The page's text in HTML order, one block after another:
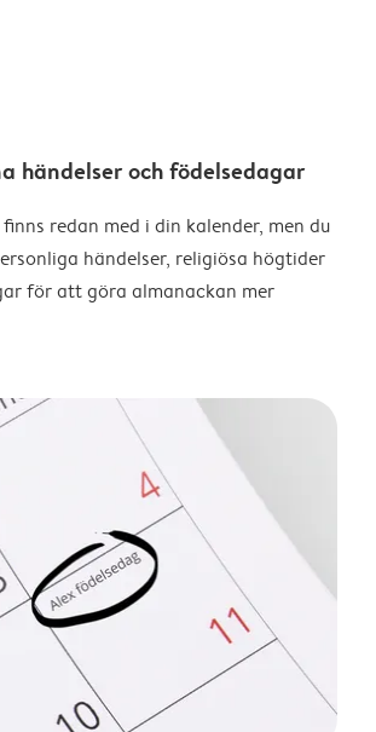
händelser och födelsedagar
redan med i din kalender, men du
händelser, religiösa högtider
för att göra almanackan mer